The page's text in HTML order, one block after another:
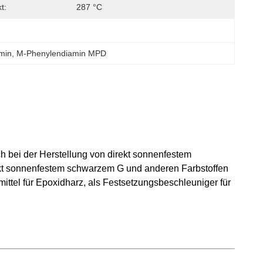
287 °C
M-Phenylendiamin MPD
bei der Herstellung von direkt sonnenfestem
schwarzem G und anderen Farbstoffen
für Epoxidharz, als Festsetzungsbeschleuniger für